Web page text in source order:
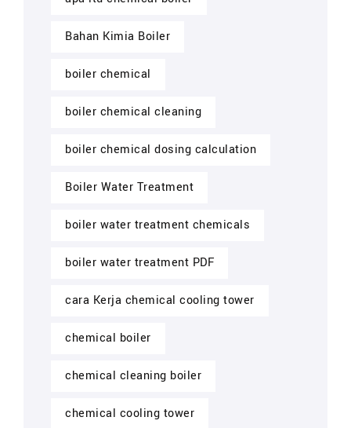
Bahan Kimia Boiler
boiler chemical
boiler chemical cleaning
boiler chemical dosing calculation
Boiler Water Treatment
boiler water treatment chemicals
boiler water treatment PDF
cara Kerja chemical cooling tower
chemical boiler
chemical cleaning boiler
chemical cooling tower